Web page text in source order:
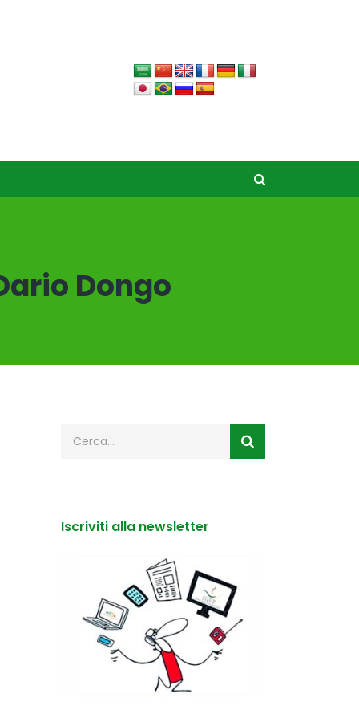
Dongo
Iscriviti alla newsletter